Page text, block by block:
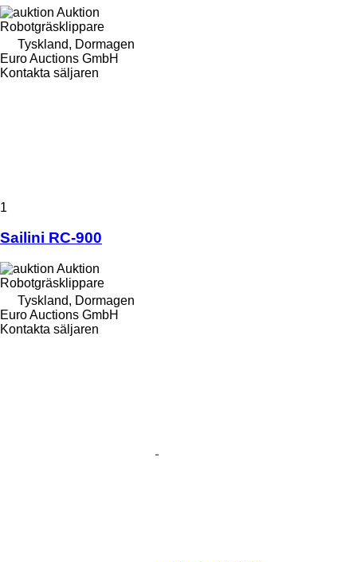
Auktion
Robotgräsklippare
Tyskland, Dormagen
Euro Auctions GmbH
Kontakta säljaren
1
Sailini RC-900
Auktion
Robotgräsklippare
Tyskland, Dormagen
Euro Auctions GmbH
Kontakta säljaren